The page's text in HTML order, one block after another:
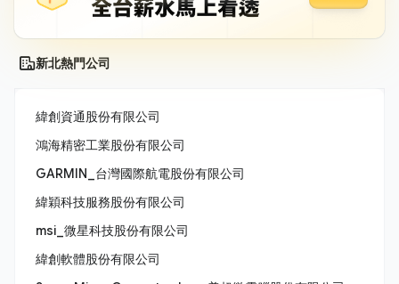
新北熱門公司
緯創資通股份有限公司
鴻海精密工業股份有限公司
GARMIN_台灣國際航電股份有限公司
緯穎科技服務股份有限公司
msi_微星科技股份有限公司
緯創軟體股份有限公司